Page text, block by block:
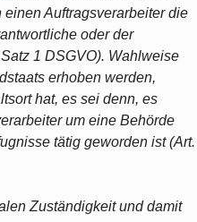
Auftragsverarbeiter die
oder der
1 DSGVO). Wahlweise
erhoben werden,
hat, es sei denn, es
um eine Behörde
tätig geworden ist (Art.
Zuständigkeit und damit